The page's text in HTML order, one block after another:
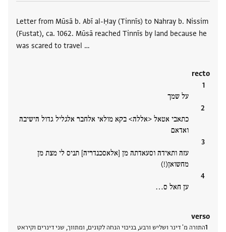
Letter from Mūsā b. Abī al-Ḥay (Tinnīs) to Nahray b. Nissim
(Fustat), ca. 1062. Mūsā reached Tinnīs by land because he
was scared to travel …
recto
על שמך
כתאבי אטאל <אללה> בקא מולאי אלחבר אלגליל גדול הישיבה
ואדאם
עזה ותאידה וסעאדתה מן [אלאסכנדריה] תניס לי מצת מן
מחשואן(!)
ען חאל ס‮…
verso
התורה מ' דינר ושליש ורבע, בניכוי הנחה לקונים, ומתווך, שני דינרים וקיראט